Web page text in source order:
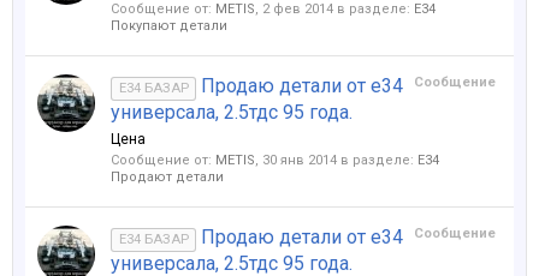
Сообщение от: METIS, 2 фев 2014 в разделе: Е34
Покупают детали
Сообщение
E34 БАЗАР
Продаю детали от е34
универсала, 2.5тдс 95 года.
Цена
Сообщение от: METIS, 30 янв 2014 в разделе: Е34
Продают детали
Сообщение
E34 БАЗАР
Продаю детали от е34
универсала, 2.5тдс 95 года.